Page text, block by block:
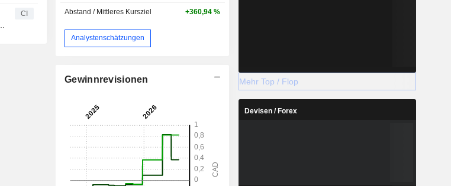
CI Abstand / Mittleres Kursziel +360,94 %
Analystenschätzungen
Gewinnrevisionen Mehr Top / Flop
Devisen / Forex